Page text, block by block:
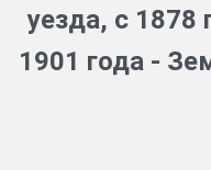
уезда, с 1878
1901 года -